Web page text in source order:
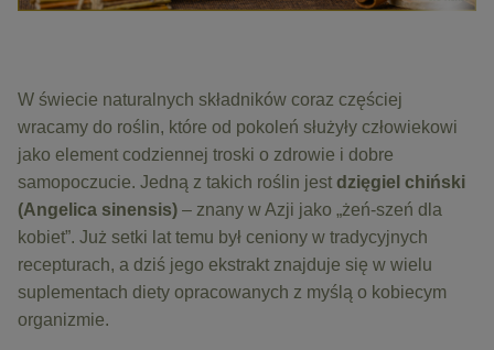
W świecie naturalnych składników coraz częściej
wracamy do roślin, które od pokoleń służyły człowiekowi
jako element codziennej troski o zdrowie i dobre
samopoczucie. Jedną z takich roślin jest dzięgiel chiński
(Angelica sinensis) – znany w Azji jako „żeń-szeń dla
kobiet”. Już setki lat temu był ceniony w tradycyjnych
recepturach, a dziś jego ekstrakt znajduje się w wielu
suplementach diety opracowanych z myślą o kobiecym
organizmie.